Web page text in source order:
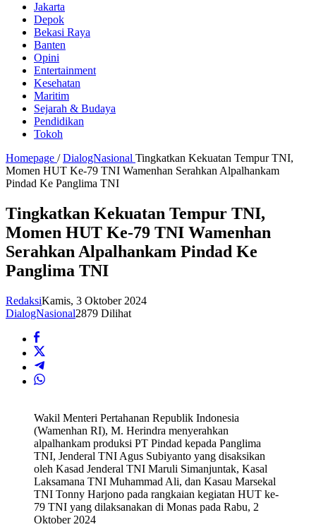
Jakarta
Depok
Bekasi Raya
Banten
Opini
Entertainment
Kesehatan
Maritim
Sejarah & Budaya
Pendidikan
Tokoh
Homepage / DialogNasional Tingkatkan Kekuatan Tempur TNI,
Momen HUT Ke-79 TNI Wamenhan Serahkan Alpalhankam
Pindad Ke Panglima TNI
Tingkatkan Kekuatan Tempur TNI,
Momen HUT Ke-79 TNI Wamenhan
Serahkan Alpalhankam Pindad Ke
Panglima TNI
RedaksiKamis, 3 Oktober 2024
DialogNasional2879 Dilihat
Wakil Menteri Pertahanan Republik Indonesia
(Wamenhan RI), M. Herindra menyerahkan
alpalhankam produksi PT Pindad kepada Panglima
TNI, Jenderal TNI Agus Subiyanto yang disaksikan
oleh Kasad Jenderal TNI Maruli Simanjuntak, Kasal
Laksamana TNI Muhammad Ali, dan Kasau Marsekal
TNI Tonny Harjono pada rangkaian kegiatan HUT ke-
79 TNI yang dilaksanakan di Monas pada Rabu, 2
Oktober 2024